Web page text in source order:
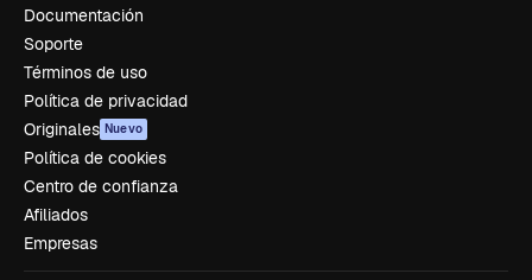
Documentación
Soporte
Términos de uso
Política de privacidad
Originales Nuevo
Política de cookies
Centro de confianza
Afiliados
Empresas